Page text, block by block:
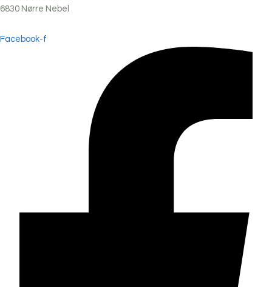
6830 Nørre Nebel
Facebook-f